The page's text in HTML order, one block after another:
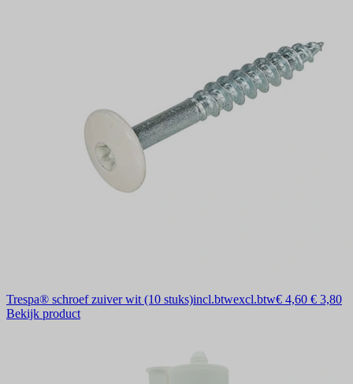
Trespa® schroef zuiver wit (10 stuks)incl.btwexcl.btw€ 4,60 € 3,80
Bekijk product